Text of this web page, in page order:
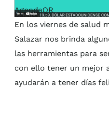
AgendaQR
En los viernes de salud
Salazar nos brinda
las herramientas para
con ello tener un mejor
ayudarán a tener días